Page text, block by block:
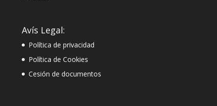
Avís Legal:
Política de privacidad
Política de Cookies
Cesión de documentos